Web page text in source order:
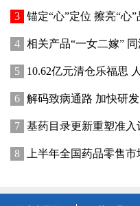
锚定“心”定位 擦亮“心”品
相关产品“一女二嫁”
10.62亿元清仓乐福思
解码致病通路 加快研发突破 ——中
基药目录更新重塑准入评价
上半年全国药品零售市场数据出